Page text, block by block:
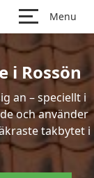
Menu
i Rossön
an – speciellt i
och använder
takbytet i